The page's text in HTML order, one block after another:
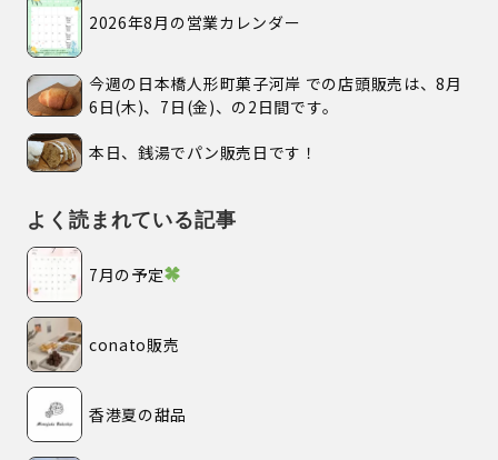
2026年8月の営業カレンダー
今週の日本橋人形町菓子河岸 での店頭販売は、8月
6日(木)、7日(金)、の2日間です。
本日、銭湯でパン販売日です！
よく読まれている記事
7月の予定
conato販売
香港夏の甜品